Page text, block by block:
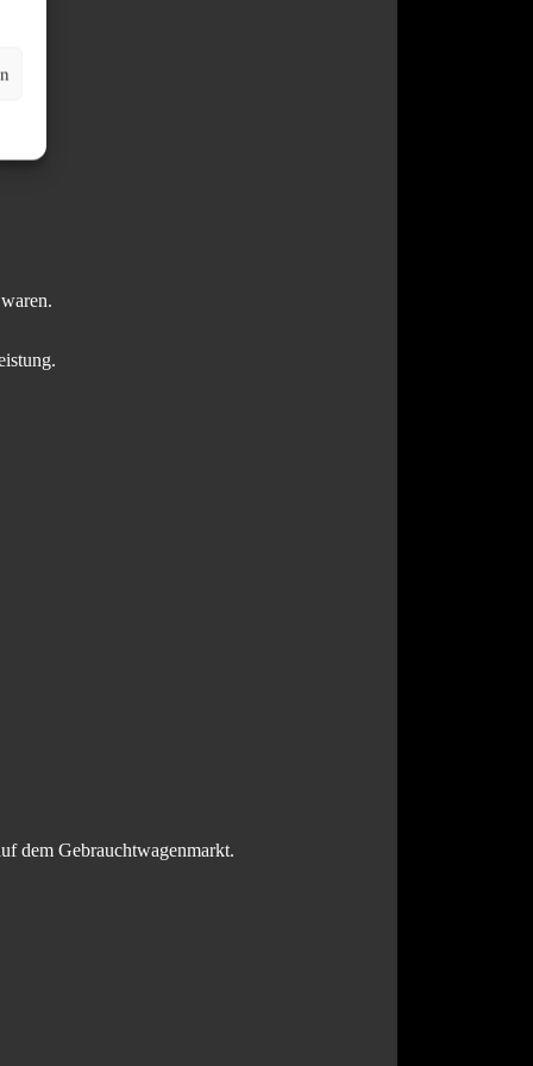
dem Gebrauchtwagenmarkt.